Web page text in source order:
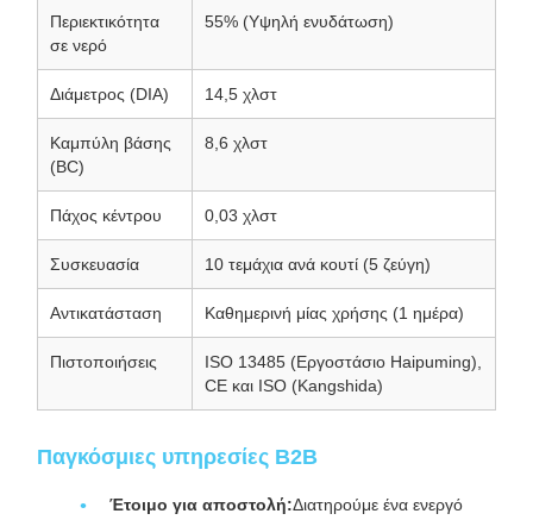
Περιεκτικότητα
σε νερό
55% (Υψηλή ενυδάτωση)
Διάμετρος (DIA) 14,5 χλστ
Καμπύλη βάσης
(BC)
8,6 χλστ
Πάχος κέντρου 0,03 χλστ
Συσκευασία 10 τεμάχια ανά κουτί (5 ζεύγη)
Αντικατάσταση Καθημερινή μίας χρήσης (1 ημέρα)
Πιστοποιήσεις
ISO 13485 (Εργοστάσιο Haipuming),
CE και ISO (Kangshida)
Παγκόσμιες υπηρεσίες B2B
Έτοιμο για αποστολή:Διατηρούμε ένα ενεργό